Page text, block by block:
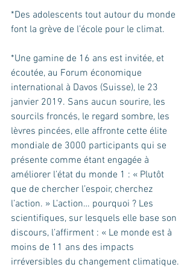
*Des adolescents tout autour du monde
font la grève de l’école pour le climat.
*Une gamine de 16 ans est invitée, et
écoutée, au Forum économique
international à Davos (Suisse), le 23
janvier 2019. Sans aucun sourire, les
sourcils froncés, le regard sombre, les
lèvres pincées, elle affronte cette élite
mondiale de 3000 participants qui se
présente comme étant engagée à
améliorer l’état du monde 1 : « Plutôt
que de chercher l’espoir, cherchez
l’action. » L’action… pourquoi ? Les
scientifiques, sur lesquels elle base son
discours, l’affirment : « Le monde est à
moins de 11 ans des impacts
irréversibles du changement climatique.